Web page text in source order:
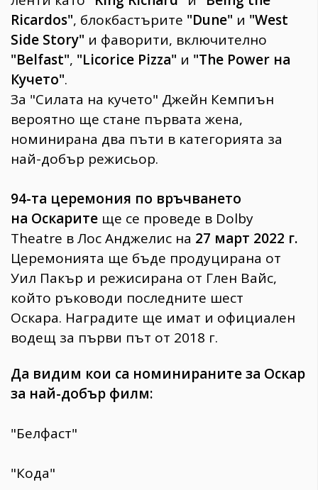
Ricardos", блокбастърите "Dune" и "West
Side Story" и фаворити, включително
"Belfast", "Licorice Pizza" и "The Power на
Кучето".
За "Силата на кучето" Джейн Кемпиън
вероятно ще стане първата жена,
номинирана два пъти в категорията за
най-добър режисьор.
94-та церемония по връчването
на Оскарите ще се проведе в Dolby
Theatre в Лос Анджелис на 27 март 2022 г.
Церемонията ще бъде продуцирана от
Уил Пакър и режисирана от Глен Вайс,
който ръководи последните шест
Оскара. Наградите ще имат и официален
водещ за първи път от 2018 г.
Да видим кои са номинираните за Оскар
за най-добър филм:
"Белфаст"
"Кода"